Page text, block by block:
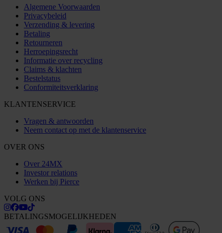
Algemene Voorwaarden
Privacybeleid
Verzending & levering
Betaling
Retourneren
Herroepingsrecht
Informatie over recycling
Claims & klachten
Bestelstatus
Conformiteitsverklaring
KLANTENSERVICE
Vragen & antwoorden
Neem contact op met de klantenservice
OVER ONS
Over 24MX
Investor relations
Werken bij Pierce
VOLG ONS
BETALINGSMOGELIJKHEDEN